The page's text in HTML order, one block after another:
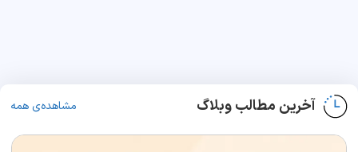
آخرین مطالب وبلاگ مشاهده‌ی همه